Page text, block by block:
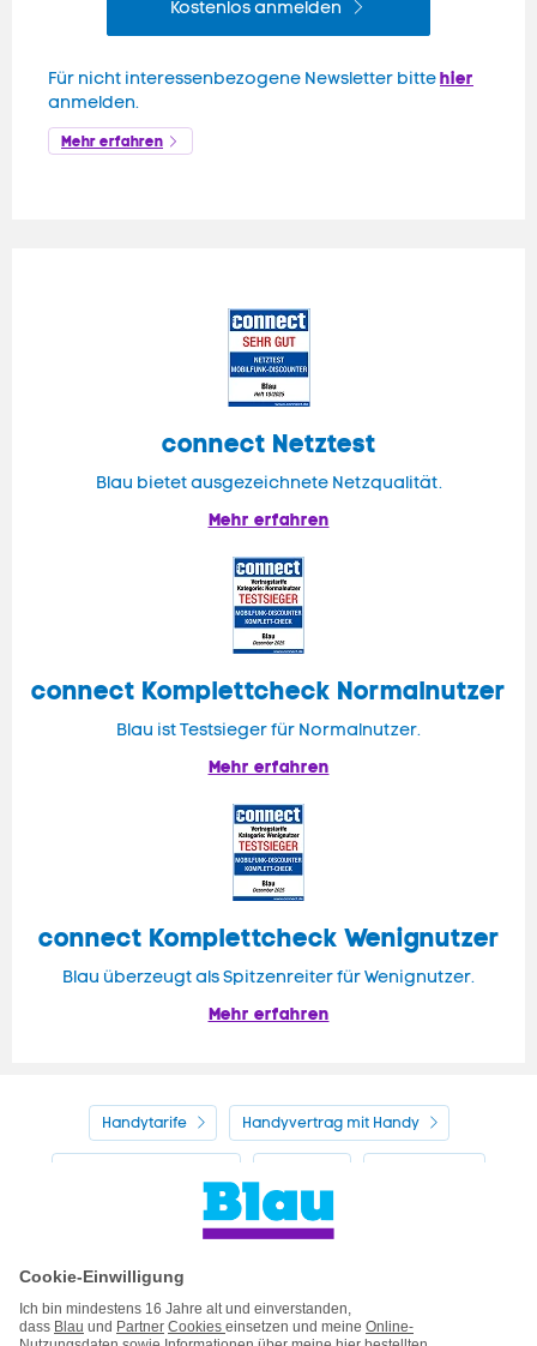
Kostenlos anmelden
Für nicht interessenbezogene Newsletter bittehier
anmelden.
Mehr erfahren
connect Netztest
Blau bietet ausgezeichnete Netzqualität.
Mehr erfahren
connect Komplettcheck Normalnutzer
Blau ist Testsieger für Normalnutzer.
Mehr erfahren
connect Komplettcheck Wenignutzer
Blau überzeugt als Spitzenreiter für Wenignutzer.
Mehr erfahren
Handytarife Handyvertrag mit Handy
Handyvertrag ohne Handy